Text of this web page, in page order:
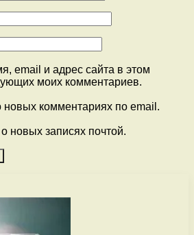
email и адрес сайта в этом
моих комментариев.
комментариях по email.
новых записях почтой.